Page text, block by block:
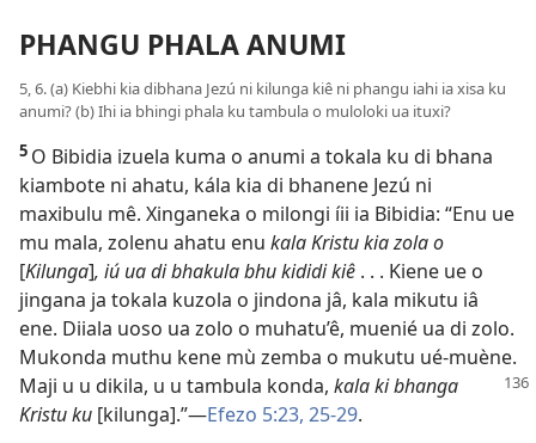
PHANGU PHALA ANUMI
5, 6. (a) Kiebhi kia dibhana Jezú ni kilunga kiê ni phangu iahi ia xisa ku
anumi? (b) Ihi ia bhingi phala ku tambula o muloloki ua ituxi?
5 O Bibidia izuela kuma o anumi a tokala ku di bhana
kiambote ni ahatu, kála kia di bhanene Jezú ni
maxibulu mê. Xinganeka o milongi íii ia Bibidia: “Enu ue
mu mala, zolenu ahatu enu kala Kristu kia zola o
[Kilunga], iú ua di bhakula bhu kididi kiê . . . Kiene ue o
jingana ja tokala kuzola o jindona jâ, kala mikutu iâ
ene. Diiala uoso ua zolo o muhatu’ê, muenié ua di zolo.
Mukonda muthu kene mù zemba o mukutu ué-muène.
Maji u u dikila, u u tambula konda, kala ki bhanga
Kristu ku [kilunga].”—Efezo 5:23, 25-29.